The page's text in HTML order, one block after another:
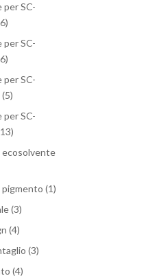
per SC-
per SC-
per SC-
(5)
per SC-
ecosolvente
pigmento (1)
(3)
(4)
(3)
(4)